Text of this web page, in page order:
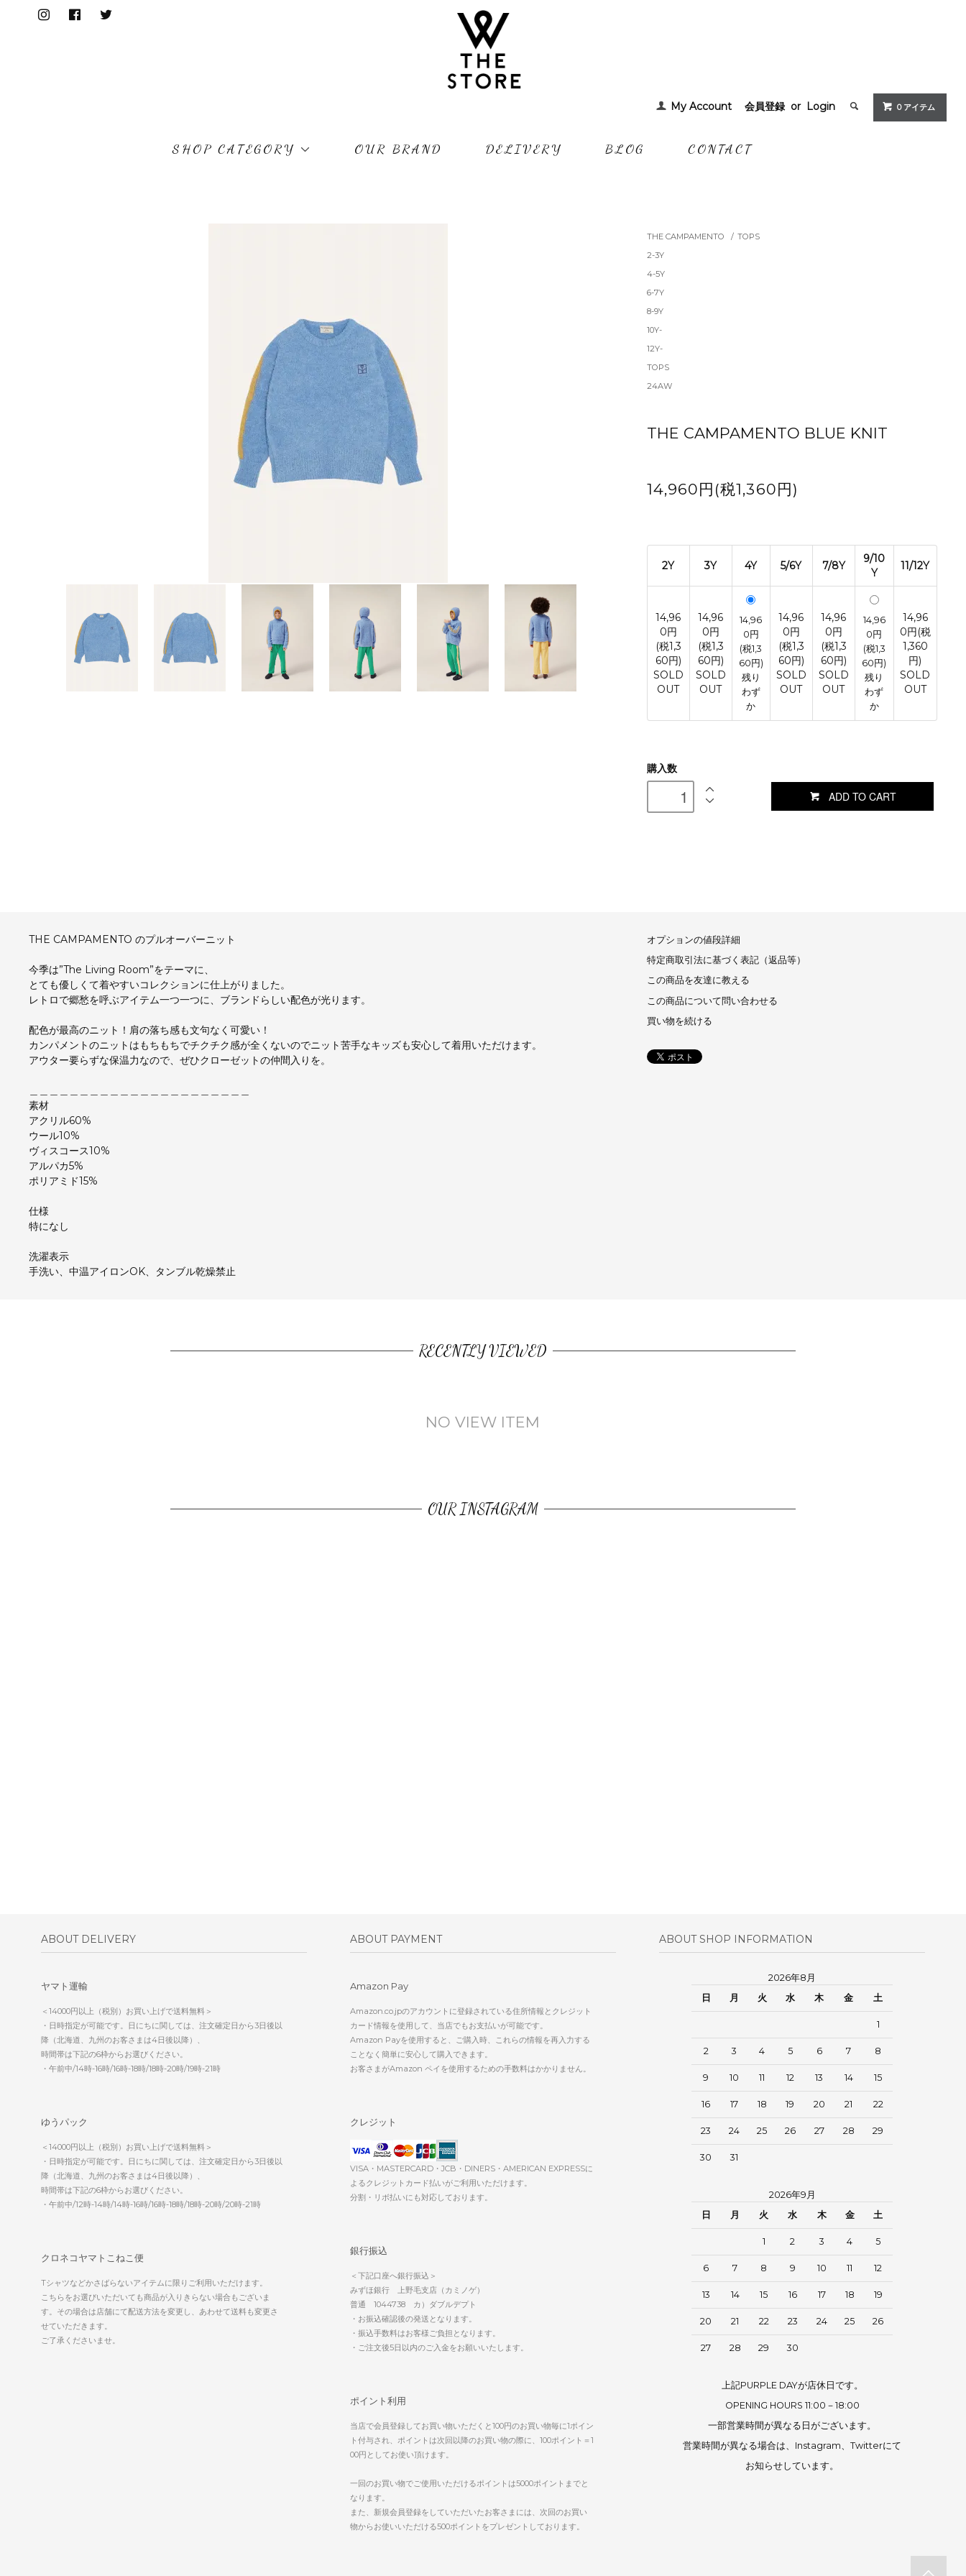
My Account 会員登録 or Login 0 アイテム
SHOP CATEGORY OUR BRAND DELIVERY BLOG CONTACT
THE CAMPAMENTO / TOPS
2-3Y
4-5Y
6-7Y
8-9Y
10Y-
12Y-
TOPS
24AW
THE CAMPAMENTO BLUE KNIT
14,960円(税1,360円)
2Y 3Y 4Y 5/6Y 7/8Y
9/10
Y
11/12Y
14,96
0円
(税1,3
60円)
SOLD
OUT
14,96
0円
(税1,3
60円)
SOLD
OUT
14,96
0円
(税1,3
60円)
残り
わず
か
14,96
0円
(税1,3
60円)
SOLD
OUT
14,96
0円
(税1,3
60円)
SOLD
OUT
14,96
0円
(税1,3
60円)
残り
わず
か
14,96
0円(税
1,360
円)
SOLD
OUT
購入数
ADD TO CART
THE CAMPAMENTO のプルオーバーニット
今季は”The Living Room”をテーマに、
とても優しくて着やすいコレクションに仕上がりました。
レトロで郷愁を呼ぶアイテム一つ一つに、ブランドらしい配色が光ります。
配色が最高のニット！肩の落ち感も文句なく可愛い！
カンパメントのニットはもちもちでチクチク感が全くないのでニット苦手なキッズも安心して着用いただけます。
アウター要らずな保温力なので、ぜひクローゼットの仲間入りを。
素材
アクリル60%
ウール10%
ヴィスコース10%
アルパカ5%
ポリアミド15%
仕様
特になし
洗濯表示
手洗い、中温アイロンOK、タンブル乾燥禁止
オプションの値段詳細
特定商取引法に基づく表記（返品等）
この商品を友達に教える
この商品について問い合わせる
買い物を続ける
RECENTLY VIEWED
NO VIEW ITEM
OUR INSTAGRAM
ABOUT DELIVERY
ヤマト運輸
＜14000円以上（税別）お買い上げで送料無料＞
・日時指定が可能です。日にちに関しては、注文確定日から3日後以
降（北海道、九州のお客さまは4日後以降）、
時間帯は下記の6枠からお選びください。
・午前中/14時-16時/16時-18時/18時-20時/19時-21時
ゆうパック
＜14000円以上（税別）お買い上げで送料無料＞
・日時指定が可能です。日にちに関しては、注文確定日から3日後以
降（北海道、九州のお客さまは4日後以降）、
時間帯は下記の6枠からお選びください。
・午前中/12時-14時/14時-16時/16時-18時/18時-20時/20時-21時
クロネコヤマトこねこ便
Tシャツなどかさばらないアイテムに限りご利用いただけます。
こちらをお選びいただいても商品が入りきらない場合もございま
す。その場合は店舗にて配送方法を変更し、あわせて送料も変更さ
せていただきます。
ご了承くださいませ。
ABOUT PAYMENT
Amazon Pay
Amazon.co.jpのアカウントに登録されている住所情報とクレジット
カード情報を使用して、当店でもお支払いが可能です。
Amazon Payを使用すると、ご購入時、これらの情報を再入力する
ことなく簡単に安心して購入できます。
お客さまがAmazon ペイを使用するための手数料はかかりません。
クレジット
VISA・MASTERCARD・JCB・DINERS・AMERICAN EXPRESSに
よるクレジットカード払いがご利用いただけます。
分割・リボ払いにも対応しております。
銀行振込
＜下記口座へ銀行振込＞
みずほ銀行 上野毛支店（カミノゲ）
普通 1044738 カ）ダブルデプト
・お振込確認後の発送となります。
・振込手数料はお客様ご負担となります。
・ご注文後5日以内のご入金をお願いいたします。
ポイント利用
当店で会員登録してお買い物いただくと100円のお買い物毎に1ポイン
ト付与され、ポイントは次回以降のお買い物の際に、100ポイント＝1
00円としてお使い頂けます。
一回のお買い物でご使用いただけるポイントは5000ポイントまでと
なります。
また、新規会員登録をしていただいたお客さまには、次回のお買い
物からお使いいただける500ポイントをプレゼントしております。
ABOUT SHOP INFORMATION
2026年8月
日
月 火 水 木 金 土
1
2 3 4 5 6 7 8
9 10 11 12 13 14 15
16 17 18 19 20 21 22
23 24 25 26 27 28 29
30 31
2026年9月
日
月 火 水 木 金 土
1 2 3 4 5
6 7 8 9 10 11 12
13 14 15 16 17 18 19
20 21 22 23 24 25 26
27 28 29 30
上記PURPLE DAYが店休日です。
OPENING HOURS 11:00－18:00
一部営業時間が異なる日がございます。
営業時間が異なる場合は、Instagram、Twitterにて
お知らせしています。